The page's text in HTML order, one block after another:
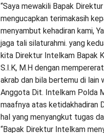
“Saya mewakili Bapak
mengucapkan terimakasih
menyambut kehadiran kami,
jaga tali silaturahmi. yang
kita Direktur Intelkam Bapak
S.I.K, M.H dengan
akrab dan bila bertemu di lain
Anggota Dit. Intelkam Polda
maafnya atas ketidakhadiran
hal yang menyangkut tugas
“Bapak Direktur Intelkam